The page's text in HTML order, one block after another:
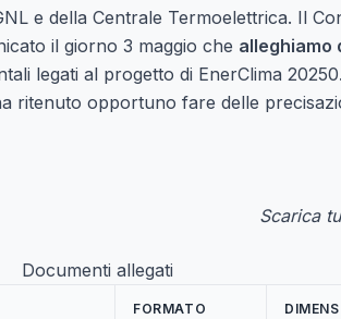
e della Centrale Termoelettrica. Il
il giorno 3 maggio che alleghiamo
legati al progetto di EnerClima
ritenuto opportuno fare delle
Scarica
Documenti allegati
FORMATO